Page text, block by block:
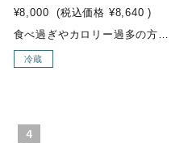
¥8,000 (税込価格 ¥8,640 )
食べ過ぎやカロリー過多の方のためのダイエットプログラム緑の野菜(ケール、ホウレン草、セロリ等)をたっぷりと使用し、糖質控えめな果物やカロリーを控えめにしたジュースが入ったダイエット系セットです。“お野菜感”のある味のジュースが多く入っています。ジュースクレンズ経験の豊富な方や、ファスティング経験のある方、ダイエット中の方などにオススメです。 こんな方にオススメ！・ダイエット中にバランス良く栄養補給したい方・ジュースクレンズ上級者の方・ウェイトコントロールしたい方・緑の野菜（ケール、ホウレン草、セロリなど）を多く摂取したい方・糖質制限しつつ、日常的に不足した野菜の栄養素をより多く補給したい方 セット内容MOSS GREEN / GREEN GOODNESS / SEA SIDE / ENERGIZER / VENUSなどが入ります 内容量350ml×6本
冷蔵
4